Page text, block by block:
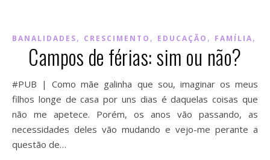
BANALIDADES, CRESCIMENTO , EDUCAÇÃO , FAMÍLIA,
Campos de férias: sim ou não?
#PUB | Como mãe galinha que sou, imaginar os meus
filhos longe de casa por uns dias é daquelas coisas que
não me apetece. Porém, os anos vão passando, as
necessidades deles vão mudando e vejo-me perante a
questão de…